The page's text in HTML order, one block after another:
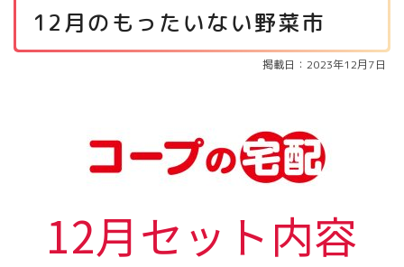
12月のもったいない野菜市
掲載日：2023年12月7日
12月セット内容